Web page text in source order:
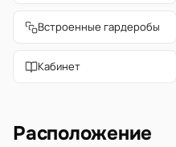
Встроенные гардеробы
Кабинет
Расположение